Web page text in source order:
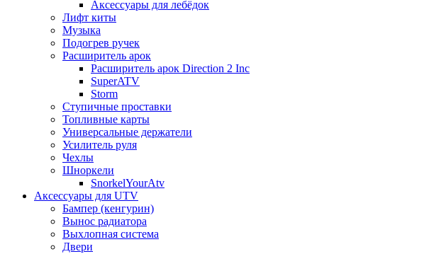
Аксессуары для лебёдок
Лифт киты
Музыка
Подогрев ручек
Расширитель арок
Расширитель арок Direction 2 Inc
SuperATV
Storm
Ступичные проставки
Топливные карты
Универсальные держатели
Усилитель руля
Чехлы
Шноркели
SnorkelYourAtv
Аксессуары для UTV
Бампер (кенгурин)
Вынос радиатора
Выхлопная система
Двери